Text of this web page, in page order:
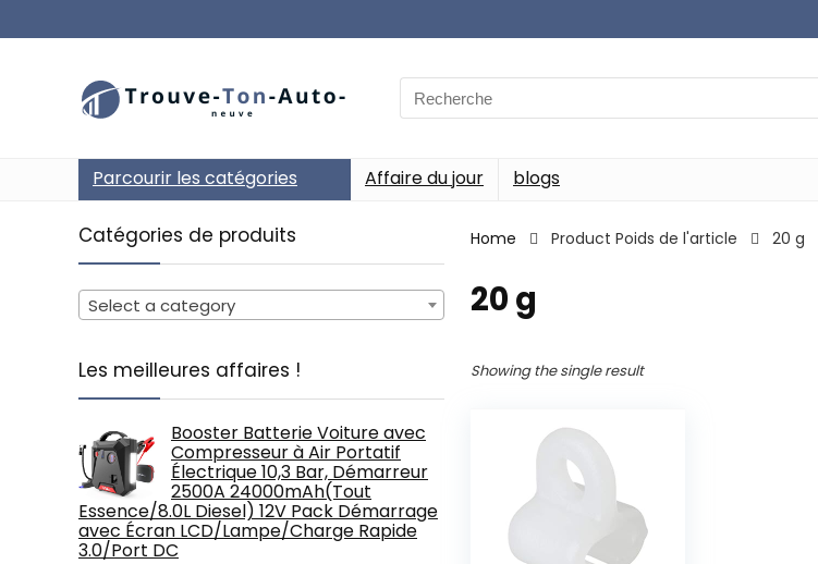
Search
for:
Parcourir les catégories Affaire du jour blogs
Catégories de produits
Select a category
Les meilleures affaires !
Booster Batterie Voiture avec
Compresseur à Air Portatif
Électrique 10,3 Bar, Démarreur
2500A 24000mAh(Tout
Essence/8.0L Diesel) 12V Pack Démarrage
avec Écran LCD/Lampe/Charge Rapide
3.0/Port DC
Home Product Poids de l'article ‎20 g
‎20 g
Showing the single result